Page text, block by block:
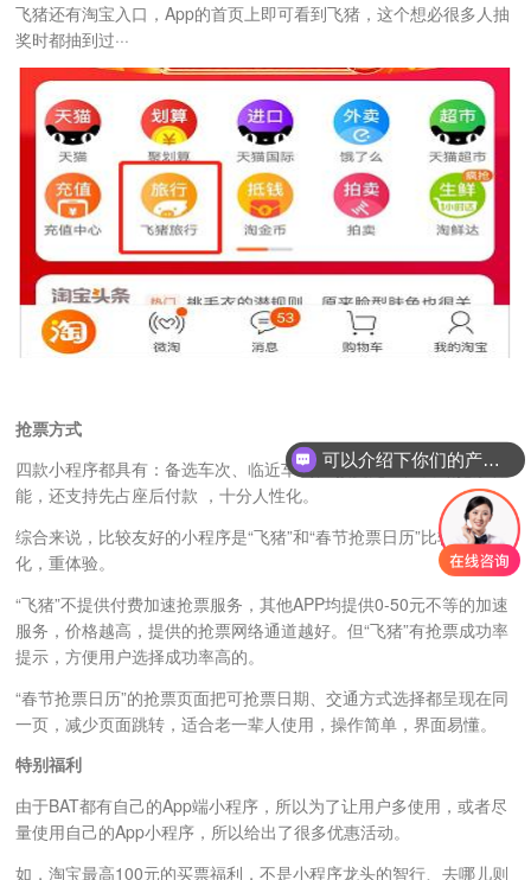
飞猪还有淘宝入口，App的首页上即可看到飞猪，这个想必很多人抽
奖时都抽到过···
抢票方式
四款小程序都具有：备选车次、临近车次、 接受无座、 跨站抢票功
能，还支持先占座后付款 ，十分人性化。
综合来说，比较友好的小程序是“飞猪”和“春节抢票日历”比较人性
化，重体验。
“飞猪”不提供付费加速抢票服务，其他APP均提供0-50元不等的加速
服务，价格越高，提供的抢票网络通道越好。但“飞猪”有抢票成功率
提示，方便用户选择成功率高的。
“春节抢票日历”的抢票页面把可抢票日期、交通方式选择都呈现在同
一页，减少页面跳转，适合老一辈人使用，操作简单，界面易懂。
特别福利
由于BAT都有自己的App端小程序，所以为了让用户多使用，或者尽
量使用自己的App小程序，所以给出了很多优惠活动。
如，淘宝最高100元的买票福利，不是小程序龙头的智行、去哪儿则
可以介绍下你们的产品么